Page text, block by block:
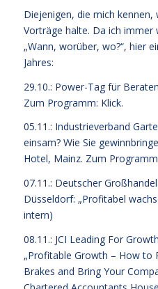
Diejenigen, die mich
Vorträge halte. Da ich immer
„Wann, worüber, wo?“, hier
Jahres:
29.10.: Power-Tag für
Zum Programm: Klick.
05.11.: Industrieverband
einsam? Wie Sie
Hotel, Mainz. Zum
07.11.: Deutscher
Düsseldorf: „Profitabel
intern)
08.11.: JCI Leading For
„Profitable Growth – How to
Brakes and Bring Your